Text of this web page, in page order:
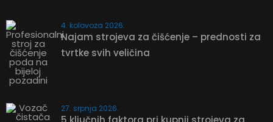
4. kolovoza 2026.
Najam strojeva za čišćenje – prednosti za
tvrtke svih veličina
27. srpnja 2026.